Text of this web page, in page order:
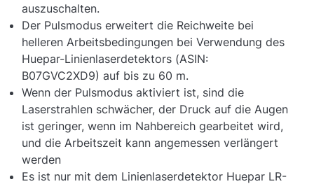
auszuschalten.
Der Pulsmodus erweitert die Reichweite bei
helleren Arbeitsbedingungen bei Verwendung des
Huepar-Linienlaserdetektors (ASIN:
B07GVC2XD9) auf bis zu 60 m.
Wenn der Pulsmodus aktiviert ist, sind die
Laserstrahlen schwächer, der Druck auf die Augen
ist geringer, wenn im Nahbereich gearbeitet wird,
und die Arbeitszeit kann angemessen verlängert
werden
Es ist nur mit dem Linienlaserdetektor Huepar LR-